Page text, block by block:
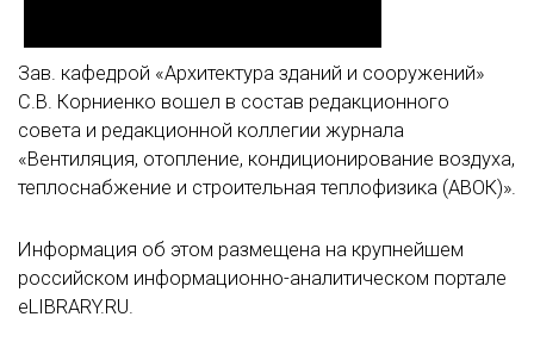
Зав. кафедрой «Архитектура зданий и сооружений»
С.В. Корниенко вошел в состав редакционного
совета и редакционной коллегии журнала
«Вентиляция, отопление, кондиционирование воздуха,
теплоснабжение и строительная теплофизика (АВОК)».
Информация об этом размещена на крупнейшем
российском информационно-аналитическом портале
eLIBRARY.RU.